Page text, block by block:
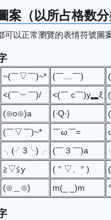
案（以所占格数分
可以正常瀏覽的表情符號圖
~(￣▽￣)~* (￣﹏￣)
<(￣︶￣)/ <(￣ c￣)y▂ξ
(⊙o⊙)a (‧Q‧)
(￣▽￣)~* ￣ω￣=
╮(╯3╰)╭ (￣３￣)a
≧▽≦y ( ° ▽、° )
(⊙＿⊙) m(_ _)m